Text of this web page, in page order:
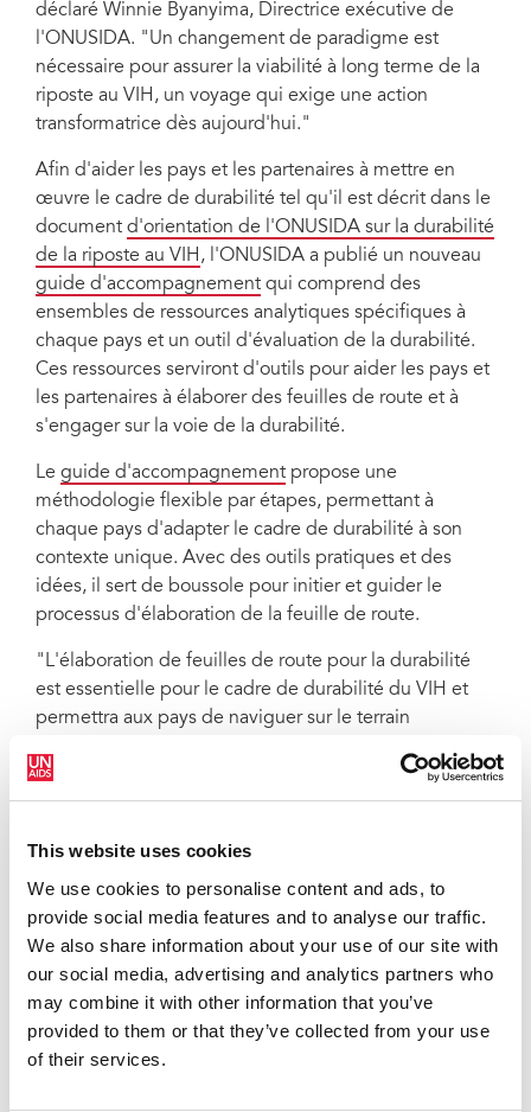
This website uses cookies
We use cookies to personalise content and ads, to
provide social media features and to analyse our traffic.
We also share information about your use of our site with
our social media, advertising and analytics partners who
may combine it with other information that you’ve
provided to them or that they’ve collected from your use
of their services.
déclaré Winnie Byanyima, Directrice exécutive de
l'ONUSIDA. "Un changement de paradigme est
nécessaire pour assurer la viabilité à long terme de la
riposte au VIH, un voyage qui exige une action
transformatrice dès aujourd'hui."
Afin d'aider les pays et les partenaires à mettre en
œuvre le cadre de durabilité tel qu'il est décrit dans le
document d'orientation de l'ONUSIDA sur la durabilité
de la riposte au VIH , l'ONUSIDA a publié un nouveau
guide d'accompagnement qui comprend des
ensembles de ressources analytiques spécifiques à
chaque pays et un outil d'évaluation de la durabilité.
Ces ressources serviront d'outils pour aider les pays et
les partenaires à élaborer des feuilles de route et à
s'engager sur la voie de la durabilité.
Le guide d'accompagnement propose une
méthodologie flexible par étapes, permettant à
chaque pays d'adapter le cadre de durabilité à son
contexte unique. Avec des outils pratiques et des
idées, il sert de boussole pour initier et guider le
processus d'élaboration de la feuille de route.
"L'élaboration de feuilles de route pour la durabilité
est essentielle pour le cadre de durabilité du VIH et
permettra aux pays de naviguer sur le terrain
directrice exécutive adjointe du programme de
l'ONUSIDA.
L'ensemble des ressources analytiques par pays
comprend des tableaux de données granulaires, des
graphiques et des mesures fiscales et
macroéconomiques essentielles, des analyses plus
larges des systèmes de santé et des informations
qualitatives supplémentaires. Ce dossier sert à faciliter
les dialogues sur la durabilité, essentiels pour une
planification adaptée aux caractéristiques
économique et sanitaire plus large.